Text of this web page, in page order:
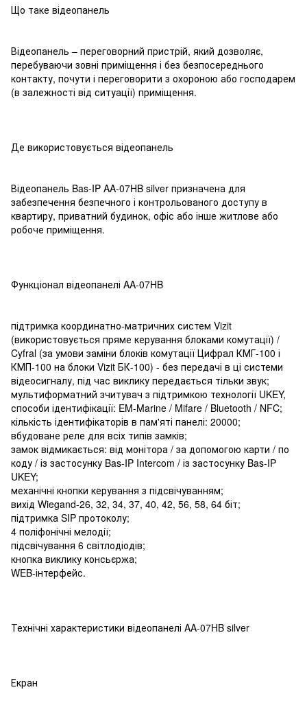
Що таке відеопанель
Відеопанель – переговорний пристрій, який дозволяє,
перебуваючи зовні приміщення і без безпосереднього
контакту, почути і переговорити з охороною або господарем
(в залежності від ситуації) приміщення.
Де використовується відеопанель
Відеопанель Bas-IP AA-07HB silver призначена для
забезпечення безпечного і контрольованого доступу в
квартиру, приватний будинок, офіс або інше житлове або
робоче приміщення.
Функціонал відеопанелі AA-07HB
підтримка координатно-матричних систем Vizit
(використовується пряме керування блоками комутації) /
Cyfral (за умови заміни блоків комутації Цифрал КМГ-100 і
КМП-100 на блоки Vizit БК-100) - без передачі в ці системи
відеосигналу, під час виклику передається тільки звук;
мультиформатний зчитувач з підтримкою технології UKEY,
способи ідентифікації: EM-Marine / Mifare / Bluetooth / NFC;
кількість ідентифікаторів в пам'яті панелі: 20000;
вбудоване реле для всіх типів замків;
замок відмикається: від монітора / за допомогою карти / по
коду / із застосунку Bas-IP Intercom / із застосунку Bas-IP
UKEY;
механічні кнопки керування з підсвічуванням;
вихід Wiegand-26, 32, 34, 37, 40, 42, 56, 58, 64 біт;
підтримка SIP протоколу;
4 поліфонічні мелодії;
підсвічування 6 світлодіодів;
кнопка виклику консьєржа;
WEB-інтерфейс.
Технічні характеристики відеопанелі AA-07HB silver
Екран